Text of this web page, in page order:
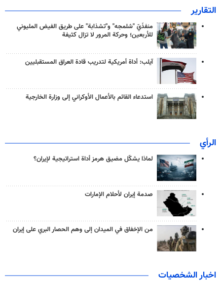
التقارير
منفذَيّ "شلمجه" و"تشذابة" على طريق الفيض المليوني
للأربعين؛ وحركة المرور لا تزال كثيفة
آيلب: أداة أمريكية لتدريب قادة العراق المستقبليين
استدعاء القائم بالأعمال الأوكراني إلى وزارة الخارجية
الرأي
لماذا يشكّل مضيق هرمز أداة استراتيجية لإيران؟
صدمة إيران لأحلام الإمارات
من الإخفاق في الميدان إلى وهم الحصار البري على إيران
اخبار الشخصيات